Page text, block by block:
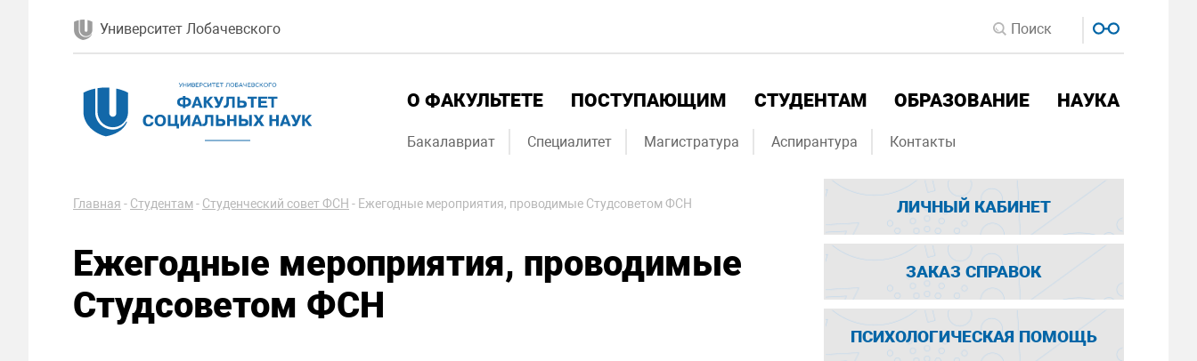
Университет Лобачевского
О ФАКУЛЬТЕТЕ ПОСТУПАЮЩИМ СТУДЕНТАМ ОБРАЗОВАНИЕ НАУКА
Бакалавриат Специалитет Магистратура Аспирантура Контакты
Главная - Студентам - Студенческий совет ФСН - Ежегодные мероприятия, проводимые Студсоветом ФСН
Ежегодные мероприятия, проводимые
Студсоветом ФСН
ЛИЧНЫЙ КАБИНЕТ
ЗАКАЗ СПРАВОК
ПСИХОЛОГИЧЕСКАЯ ПОМОЩЬ